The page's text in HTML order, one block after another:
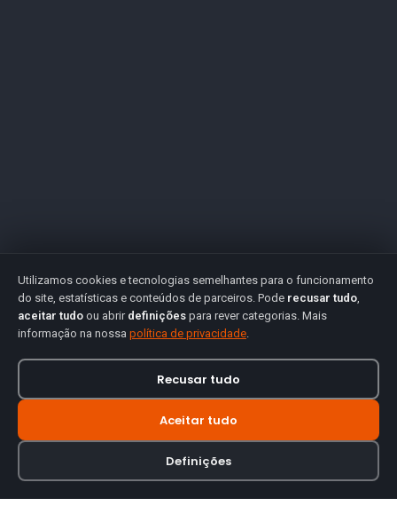
Utilizamos cookies e tecnologias semelhantes para o funcionamento
do site, estatísticas e conteúdos de parceiros. Pode recusar tudo,
aceitar tudo ou abrir definições para rever categorias. Mais
informação na nossa política de privacidade.
Recusar tudo
Aceitar tudo
Definições